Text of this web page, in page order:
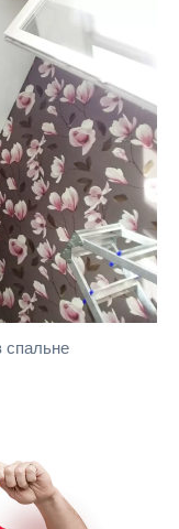
спальне